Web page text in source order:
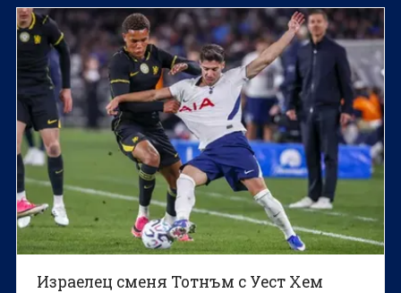
Израелец сменя Тотнъм с Уест Хем